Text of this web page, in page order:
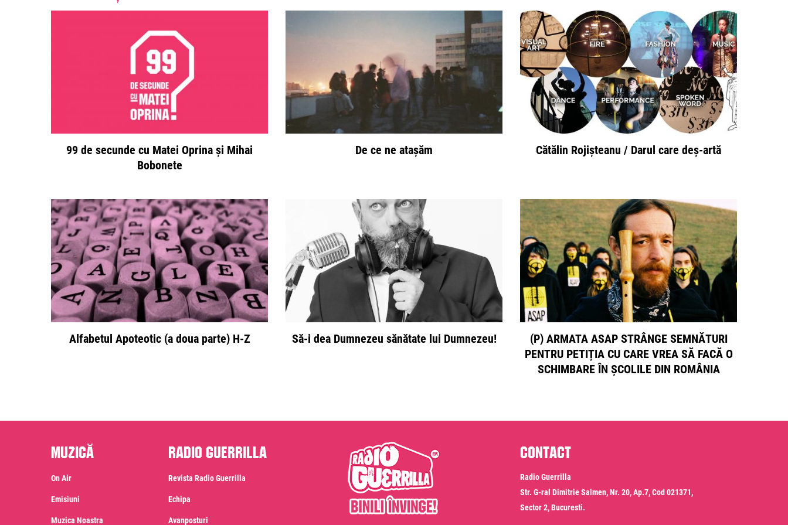
99 de secunde cu Matei Oprina și Mihai
Bobonete
De ce ne atașăm Cătălin Rojișteanu / Darul care deș-artă
Alfabetul Apoteotic (a doua parte) H-Z Să-i dea Dumnezeu sănătate lui Dumnezeu!
(P) ARMATA ASAP STRÂNGE SEMNĂTURI
PENTRU PETIȚIA CU CARE VREA SĂ FACĂ O
SCHIMBARE ÎN ȘCOLILE DIN ROMÂNIA
Muzică
On Air
Emisiuni
Muzica Noastra
Radio Guerrilla
Revista Radio Guerrilla
Echipa
Avanposturi
Contact
Radio Guerrilla
Str. G-ral Dimitrie Salmen, Nr. 20, Ap.7, Cod 021371,
Sector 2, Bucuresti.